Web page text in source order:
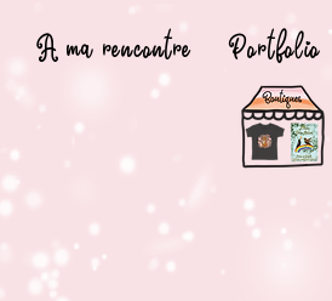
A ma rencontre Portfolio